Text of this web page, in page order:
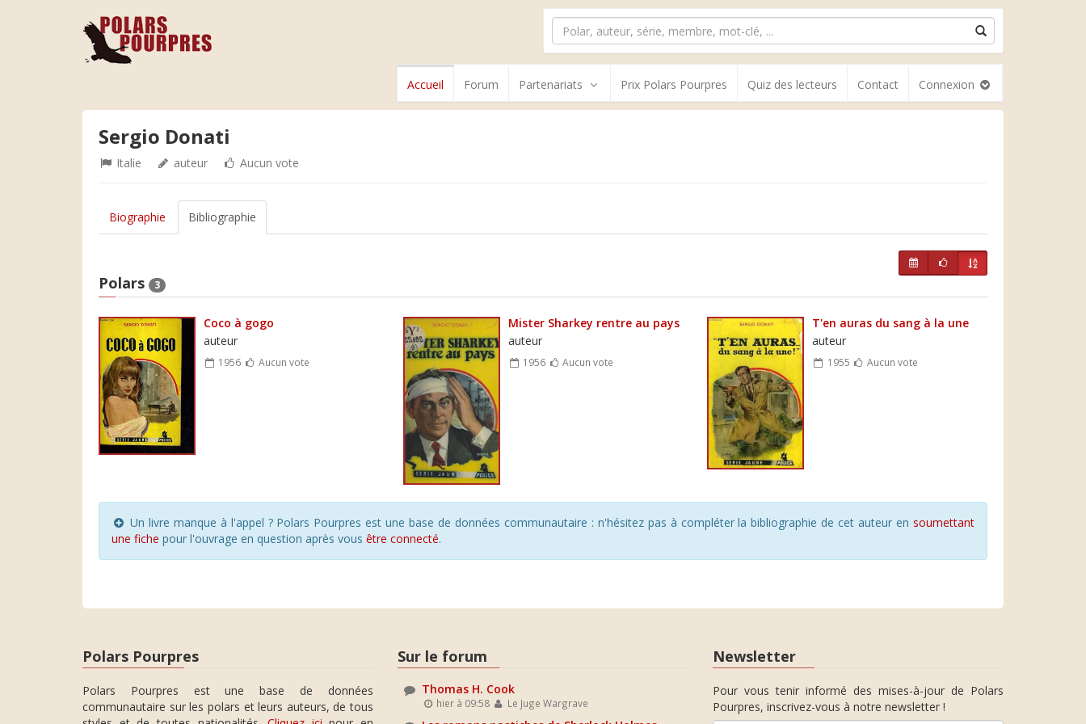
Accueil Forum Partenariats Prix Polars Pourpres Quiz des lecteurs Contact Connexion
Sergio Donati
Italie auteur Aucun vote
Biographie Bibliographie
Polars 3
Coco à gogo
auteur
1956 Aucun vote
Mister Sharkey rentre au pays
auteur
1956 Aucun vote
T'en auras du sang à la une
auteur
1955 Aucun vote
Un livre manque à l'appel ? Polars Pourpres est une base de données communautaire : n'hésitez pas à compléter la bibliographie de cet auteur en soumettant
une fiche pour l'ouvrage en question après vous être connecté.
Polars Pourpres
Polars Pourpres est une base de données
communautaire sur les polars et leurs auteurs, de tous
Sur le forum
Thomas H. Cook
hier à 09:58 Le Juge Wargrave
Newsletter
Pour vous tenir informé des mises-à-jour de Polars
Pourpres, inscrivez-vous à notre newsletter !